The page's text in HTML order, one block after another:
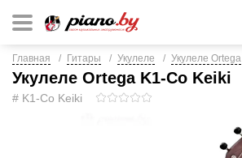
Главная Гитары Укулеле Укулеле Ortega
Укулеле Ortega K1-Co Keiki
# K1-Co Keiki